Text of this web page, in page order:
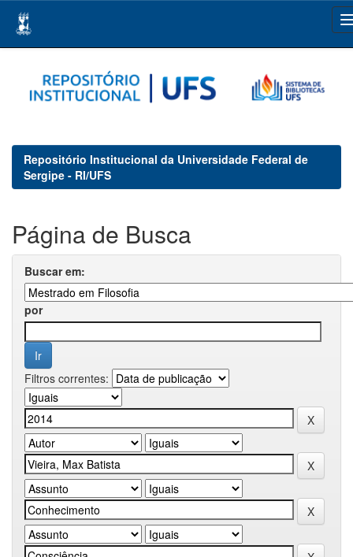
navigation
Repositório Institucional da Universidade Federal de
Sergipe - RI/UFS
Página de Busca
Buscar em:
por
Filtros correntes: